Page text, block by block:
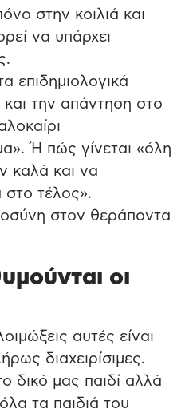
στην κοιλιά και
να υπάρχει
επιδημιολογικά
την απάντηση στο
Ή πώς γίνεται «όλη
καλά και να
τέλος».
στον θεράποντα
οι
αυτές είναι
διαχειρίσιμες.
δικό μας παιδί αλλά
τα παιδιά του